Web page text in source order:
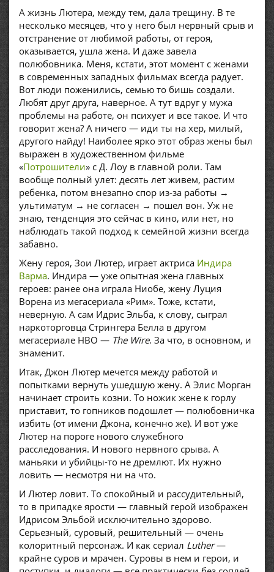
А жизнь Лютера, между тем, дала трещину. В те
несколько месяцев, что у него был нервный срыв и
отстранение от любимой работы, от героя,
оказывается, ушла жена. И даже завела
полюбовника. Меня, кстати, этот момент с женами
в современных западных фильмах всегда радует.
Вот люди поженились, семью то бишь создали.
Любят друг друга, наверное. А тут вдруг у мужа
проблемы на работе, он психует и все такое. И что
говорит жена? А ничего — иди ты на хер, милый,
другого найду! Наиболее ярко этот образ жены был
выражен в художественном фильме
«Потрошители» с Д. Лоу в главной роли. Там
вообще полный улет: десять лет живем, растим
ребенка, потом внезапно спор из-за работы →
ультиматум → не согласен → пошел вон. Уж не
знаю, тенденция это сейчас в кино, или нет, но
наблюдать такой подход к семейной жизни всегда
забавно.
Жену героя, Зои Лютер, играет актриса Индира
Варма. Индира — уже опытная жена главных
героев: ранее она играла Ниобе, жену Луция
Ворена из мегасериала «Рим». Тоже, кстати,
неверную. А сам Идрис Эльба, к слову, сыграл
наркоторговца Стрингера Белла в другом
мегасериале HBO — The Wire. За что, в основном, и
знаменит.
Итак, Джон Лютер мечется между работой и
попытками вернуть ушедшую жену. А Элис Морган
начинает строить козни. То ножик жене к горлу
приставит, то гопников подошлет — полюбовничка
избить (от имени Джона, конечно же). И вот уже
Лютер на пороге нового служебного
расследования. И нового нервного срыва. А
маньяки и убийцы-то не дремлют. Их нужно
ловить — несмотря ни на что.
И Лютер ловит. То спокойный и рассудительный,
то в припадке ярости — главный герой изображен
Идрисом Эльбой исключительно здорово.
Серьезный, суровый, решительный — очень
колоритный персонаж. И как сериал Luther—
крайне суров и мрачен. Суровы в нем и герои, и